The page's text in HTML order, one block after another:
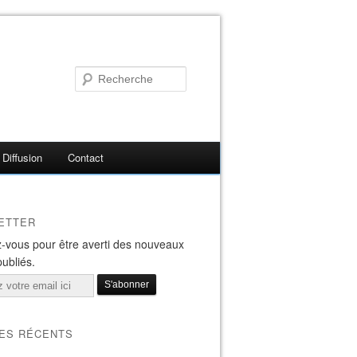
Diffusion Contact
vous pour être averti des nouveaux
RÉCENTS